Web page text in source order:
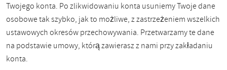
Twojego konta. Po zlikwidowaniu konta usuniemy Twoje dane
osobowe tak szybko, jak to możliwe, z zastrzeżeniem wszelkich
ustawowych okresów przechowywania. Przetwarzamy te dane
na podstawie umowy, którą zawierasz z nami przy zakładaniu
konta.